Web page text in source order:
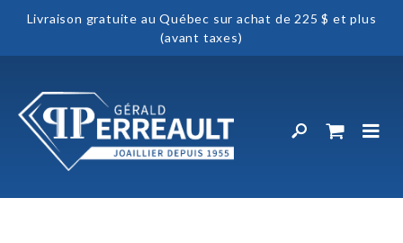
Livraison gratuite au Québec sur achat de 225 $ et plus
(avant taxes)